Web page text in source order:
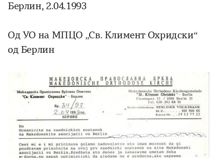
Берлин, 2.04.1993
Од УО на МПЦО „Св. Климент Охридски“
од Берлин